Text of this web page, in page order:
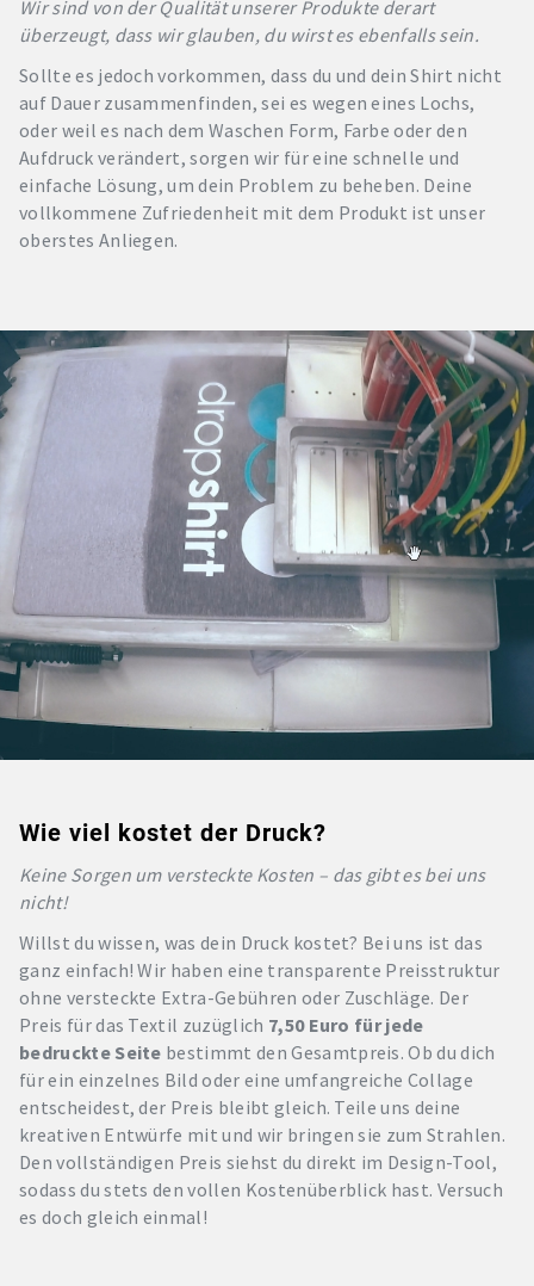
Wir sind von der Qualität unserer Produkte derart
überzeugt, dass wir glauben, du wirst es ebenfalls sein.
Sollte es jedoch vorkommen, dass du und dein Shirt nicht
auf Dauer zusammenfinden, sei es wegen eines Lochs,
oder weil es nach dem Waschen Form, Farbe oder den
Aufdruck verändert, sorgen wir für eine schnelle und
einfache Lösung, um dein Problem zu beheben. Deine
vollkommene Zufriedenheit mit dem Produkt ist unser
oberstes Anliegen.
Wie viel kostet der Druck?
Keine Sorgen um versteckte Kosten – das gibt es bei uns
nicht!
Willst du wissen, was dein Druck kostet? Bei uns ist das
ganz einfach! Wir haben eine transparente Preisstruktur
ohne versteckte Extra-Gebühren oder Zuschläge. Der
Preis für das Textil zuzüglich 7,50 Euro für jede
bedruckte Seite bestimmt den Gesamtpreis. Ob du dich
für ein einzelnes Bild oder eine umfangreiche Collage
entscheidest, der Preis bleibt gleich. Teile uns deine
kreativen Entwürfe mit und wir bringen sie zum Strahlen.
Den vollständigen Preis siehst du direkt im Design-Tool,
sodass du stets den vollen Kostenüberblick hast. Versuch
es doch gleich einmal!